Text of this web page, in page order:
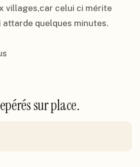
villages,car celui ci mérite
attarde quelques minutes.
sur place.